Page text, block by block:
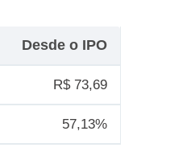
Desde o IPO
R$ 73,69
57,13%